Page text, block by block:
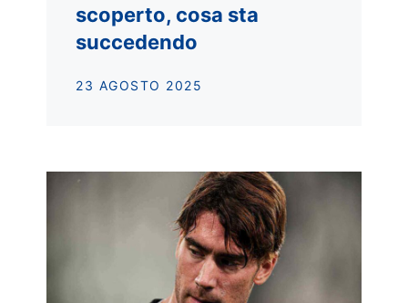
scoperto, cosa sta
succedendo
23 AGOSTO 2025